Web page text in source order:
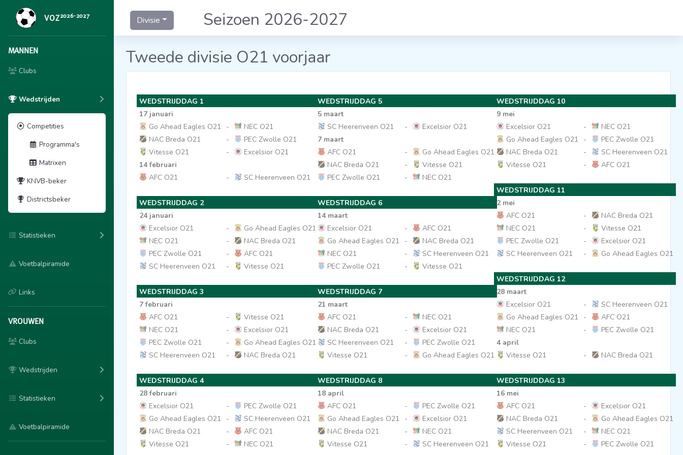
VOZ2026-2027
MANNEN
Clubs
Wedstrijden
Competities
Programma's
Matrixen
KNVB-beker
Districtsbeker
Statistieken
Voetbalpiramide
Links
VROUWEN
Clubs
Wedstrijden
Statistieken
Voetbalpiramide
Divisie
Seizoen 2026-2027
Tweede divisie O21 voorjaar
WEDSTRIJDDAG 1
17 januari
Go Ahead Eagles O21
-
NEC O21
NAC Breda O21
-
PEC Zwolle O21
Vitesse O21
-
Excelsior O21
14 februari
AFC O21
- SC Heerenveen O21
WEDSTRIJDDAG 2
24 januari
Excelsior O21
-
Go Ahead Eagles O21
NEC O21
-
NAC Breda O21
PEC Zwolle O21
-
AFC O21
SC Heerenveen O21
- Vitesse O21
WEDSTRIJDDAG 3
7 februari
AFC O21
-
Vitesse O21
NEC O21
-
Excelsior O21
PEC Zwolle O21
-
Go Ahead Eagles O21
SC Heerenveen O21
- NAC Breda O21
WEDSTRIJDDAG 4
28 februari
Excelsior O21
-
PEC Zwolle O21
Go Ahead Eagles O21
-
SC Heerenveen O21
NAC Breda O21
-
AFC O21
Vitesse O21
- NEC O21
WEDSTRIJDDAG 5
5 maart
SC Heerenveen O21
-
Excelsior O21
7 maart
AFC O21
-
Go Ahead Eagles O21
NAC Breda O21
-
Vitesse O21
PEC Zwolle O21
- NEC O21
WEDSTRIJDDAG 6
14 maart
Excelsior O21
-
AFC O21
Go Ahead Eagles O21
-
NAC Breda O21
NEC O21
-
SC Heerenveen O21
PEC Zwolle O21
- Vitesse O21
WEDSTRIJDDAG 7
21 maart
AFC O21
-
NEC O21
NAC Breda O21
-
Excelsior O21
SC Heerenveen O21
-
PEC Zwolle O21
Vitesse O21
- Go Ahead Eagles O21
WEDSTRIJDDAG 8
18 april
AFC O21
-
PEC Zwolle O21
Go Ahead Eagles O21
-
Excelsior O21
NAC Breda O21
-
NEC O21
Vitesse O21
- SC Heerenveen O21
WEDSTRIJDDAG 10
9 mei
Excelsior O21
-
NEC O21
Go Ahead Eagles O21
-
PEC Zwolle O21
NAC Breda O21
-
SC Heerenveen O21
Vitesse O21
- AFC O21
WEDSTRIJDDAG 11
2 mei
AFC O21
-
NAC Breda O21
NEC O21
-
Vitesse O21
PEC Zwolle O21
-
Excelsior O21
SC Heerenveen O21
- Go Ahead Eagles O21
WEDSTRIJDDAG 12
28 maart
Excelsior O21
-
SC Heerenveen O21
Go Ahead Eagles O21
-
AFC O21
NEC O21
-
PEC Zwolle O21
4 april
Vitesse O21
- NAC Breda O21
WEDSTRIJDDAG 13
16 mei
AFC O21
-
Excelsior O21
NAC Breda O21
-
Go Ahead Eagles O21
SC Heerenveen O21
-
NEC O21
Vitesse O21
- PEC Zwolle O21